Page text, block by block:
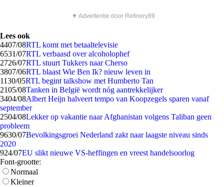
▼ Advertentie door Refinery89
Lees ook
4407/08RTL komt met betaaltelevisie
6531/07RTL verbaasd over alcoholophef
2726/07RTL stuurt Tukkers naar Cherso
3807/06RTL blaast Wie Ben Ik? nieuw leven in
1130/05RTL begint talkshow met Humberto Tan
2105/08Tanken in België wordt nóg aantrekkelijker
3404/08Albert Heijn halveert tempo van Koopzegels sparen vanaf
september
2504/08Lekker op vakantie naar Afghanistan volgens Taliban geen
probleem
9630/07Bevolkingsgroei Nederland zakt naar laagste niveau sinds
2020
924/07EU slikt nieuwe VS-heffingen en vreest handelsoorlog
Font-grootte:
Normaal
Kleiner